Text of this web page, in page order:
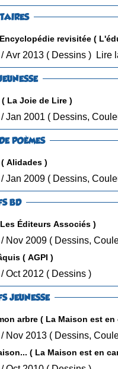
revisitée (
• OneShot / Avr 2013 ( Dessins ) Lire
La Joie de Lire )
• OneShot / Jan 2001 ( Dessins,
POÈMES
Alidades )
• OneShot / Jan 2009 ( Dessins,
BD
Éditeurs Associés )
• OneShot / Nov 2009 (
( AGPI )
• OneShot / Oct 2012 ( Dessins )
JEUNESSE
arbre ( La Maison est en
• OneShot / Nov 2013 (
( La Maison est en